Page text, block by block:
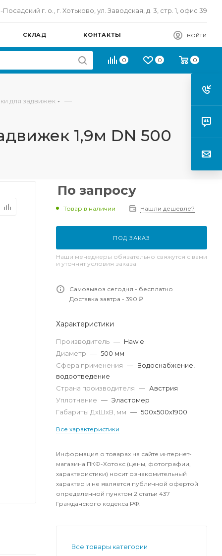
г. о., г. Хотьково, ул. Заводская, д. 3, стр. 1, офис 39
СКЛАД КОНТАКТЫ ВОЙТИ
0 0 0
для задвижек —
1,9м DN 500
По запросу
Товар в наличии Нашли дешевле?
ПОД ЗАКАЗ
Наши менеджеры обязательно свяжутся с вами
и уточнят условия заказа
Самовывоз сегодня - бесплатно
Доставка завтра - 390 ₽
Характеристики
Производитель — Hawle
Диаметр — 500 мм
Сфера применения — Водоснабжение,
водоотведение
Страна производителя — Австрия
Уплотнение — Эластомер
Габариты ДхШхВ, мм — 500х500х1900
Все характеристики
Информация о товарах на сайте интернет-
магазина ПКФ-Хотокс (цены, фотографии,
характеристики) носит ознакомительный
характер и не является публичной офертой
определенной пунктом 2 статьи 437
Гражданского кодекса РФ.
Все товары категории